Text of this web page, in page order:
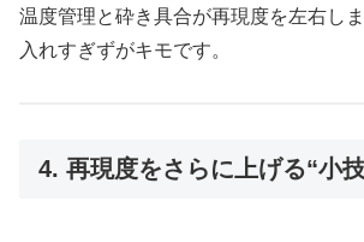
温度管理と砕き具合が再現度を左右し
入れすぎずがキモです。
4. 再現度をさらに上げる“小